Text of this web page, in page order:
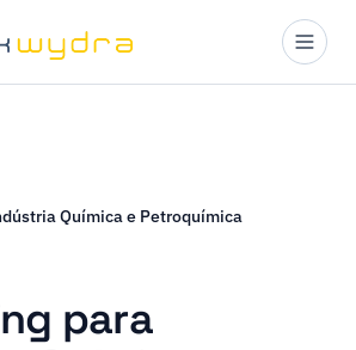
Química e Petroquímica
para